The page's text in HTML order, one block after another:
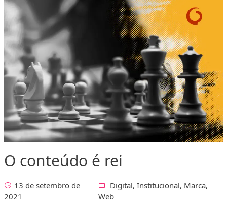
O conteúdo é rei
13 de setembro de
2021
Digital,Institucional, Marca,
Web